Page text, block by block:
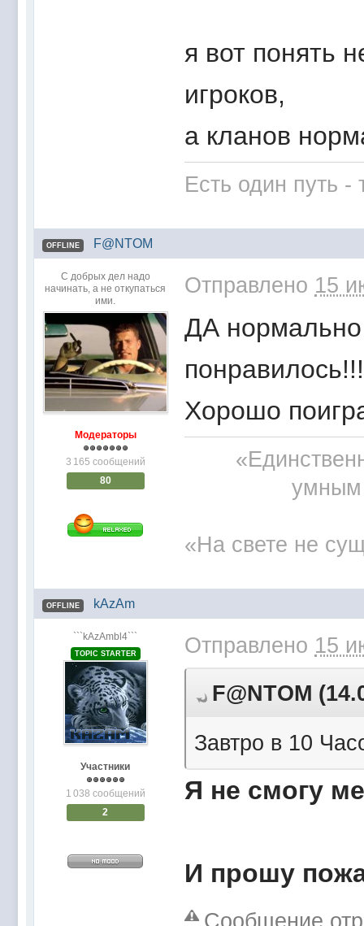
я вот понять
игроков,
а кланов
Есть один путь
OFFLINE F@NTOM
С добрых дел надо
начинать, а не откупаться
ими.
Модераторы
3 165 сообщений
80
Отправлено 15
ДА
Хорошо
умным
«На свете не
OFFLINE kAzAm
```kAzAmbl4```
TOPIC STARTER
Участники
1 038 сообщений
2
Отправлено 15
F@NTOM
Завтро в 10
Я не смогу
И прошу
Сообщение